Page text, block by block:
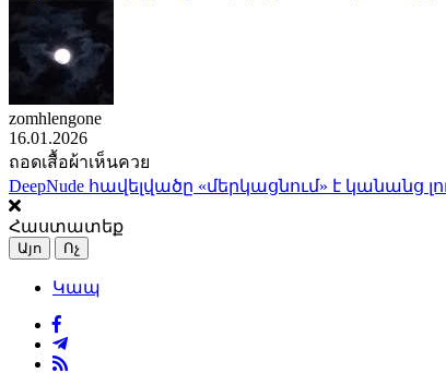
zomhlengone
16.01.2026
ถอดเสื้อผ้าเห็นควย
DeepNude հավելվածը «մերկացնում» է կանանց
Հաստատեք
Այո Ոչ
Կապ